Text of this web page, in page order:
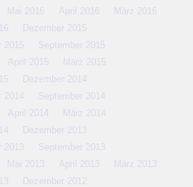
Mai 2016 April 2016
März 2016
Dezember 2015
2015
September 2015
April 2015
März 2015
Dezember 2014
2014
September 2014
April 2014
März 2014
Dezember 2013
2013
September 2013
Mai 2013 April 2013
März 2013
Dezember 2012